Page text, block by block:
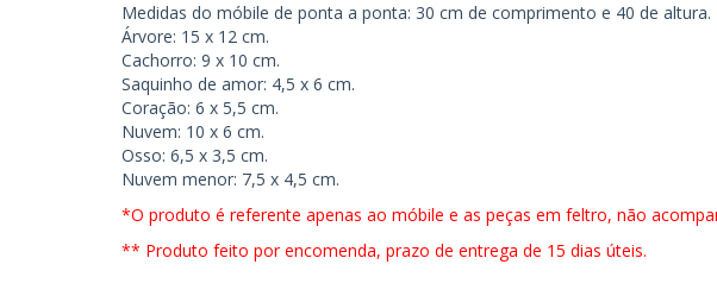
Medidas do móbile de ponta a ponta: 30 cm de comprimento e 40 de altura.
Árvore: 15 x 12 cm.
Cachorro: 9 x 10 cm.
Saquinho de amor: 4,5 x 6 cm.
Coração: 6 x 5,5 cm.
Nuvem: 10 x 6 cm.
Osso: 6,5 x 3,5 cm.
Nuvem menor: 7,5 x 4,5 cm.
*O produto é referente apenas ao móbile e as peças em feltro, não
** Produto feito por encomenda, prazo de entrega de 15 dias úteis.